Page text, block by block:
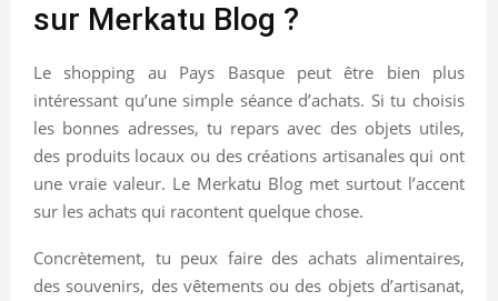
sur Merkatu Blog ?
Le shopping au Pays Basque peut être bien plus
intéressant qu’une simple séance d’achats. Si tu choisis
les bonnes adresses, tu repars avec des objets utiles,
des produits locaux ou des créations artisanales qui ont
une vraie valeur. Le Merkatu Blog met surtout l’accent
sur les achats qui racontent quelque chose.
Concrètement, tu peux faire des achats alimentaires,
des souvenirs, des vêtements ou des objets d’artisanat,